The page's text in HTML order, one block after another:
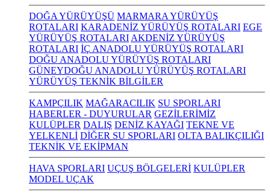
DOĞA YÜRÜYÜŞÜ MARMARA YÜRÜYÜŞ
ROTALARI KARADENİZ YÜRÜYÜŞ ROTALARI EGE
YÜRÜYÜŞ ROTALARI AKDENİZ YÜRÜYÜŞ
ROTALARI İÇ ANADOLU YÜRÜYÜŞ ROTALARI
DOĞU ANADOLU YÜRÜYÜŞ ROTALARI
GÜNEYDOĞU ANADOLU YÜRÜYÜŞ ROTALARI
YÜRÜYÜŞ TEKNİK BİLGİLER
KAMPÇILIK MAĞARACILIK SU SPORLARI
HABERLER - DUYURULAR GEZİLERİMİZ
KULÜPLER DALIŞ DENİZ KAYAĞI TEKNE VE
YELKENLİ DİĞER SU SPORLARI OLTA BALIKÇILIĞI
TEKNİK VE EKİPMAN
HAVA SPORLARI UÇUŞ BÖLGELERİ KULÜPLER
MODEL UÇAK